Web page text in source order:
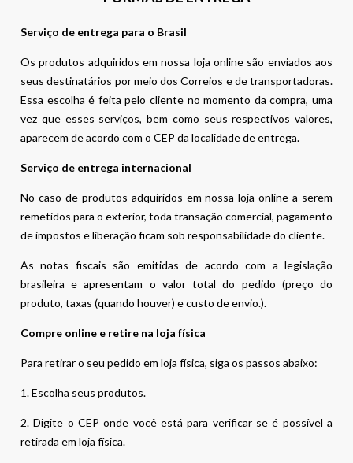
Serviço de entrega para o Brasil
Os produtos adquiridos em nossa loja online são enviados aos
seus destinatários por meio dos Correios e de transportadoras.
Essa escolha é feita pelo cliente no momento da compra, uma
vez que esses serviços, bem como seus respectivos valores,
aparecem de acordo com o CEP da localidade de entrega.
Serviço de entrega internacional
No caso de produtos adquiridos em nossa loja online a serem
remetidos para o exterior, toda transação comercial, pagamento
de impostos e liberação ficam sob responsabilidade do cliente.
As notas fiscais são emitidas de acordo com a legislação
brasileira e apresentam o valor total do pedido (preço do
produto, taxas (quando houver) e custo de envio.).
Compre online e retire na loja física
Para retirar o seu pedido em loja física, siga os passos abaixo:
1. Escolha seus produtos.
2. Digite o CEP onde você está para verificar se é possível a
retirada em loja física.